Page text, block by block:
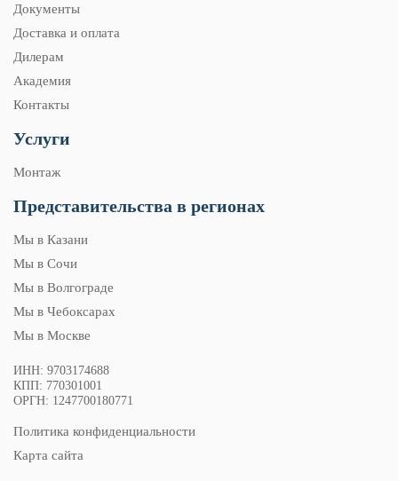
Документы
Доставка и оплата
Дилерам
Академия
Контакты
Услуги
Монтаж
Представительства в регионах
Мы в Казани
Мы в Сочи
Мы в Волгограде
Мы в Чебоксарах
Мы в Москве
ИНН: 9703174688
КПП: 770301001
ОРГН: 1247700180771
Политика конфиденциальности
Карта сайта